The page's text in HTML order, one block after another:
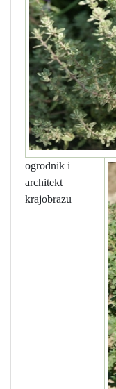
ogrodnik i
architekt
krajobrazu